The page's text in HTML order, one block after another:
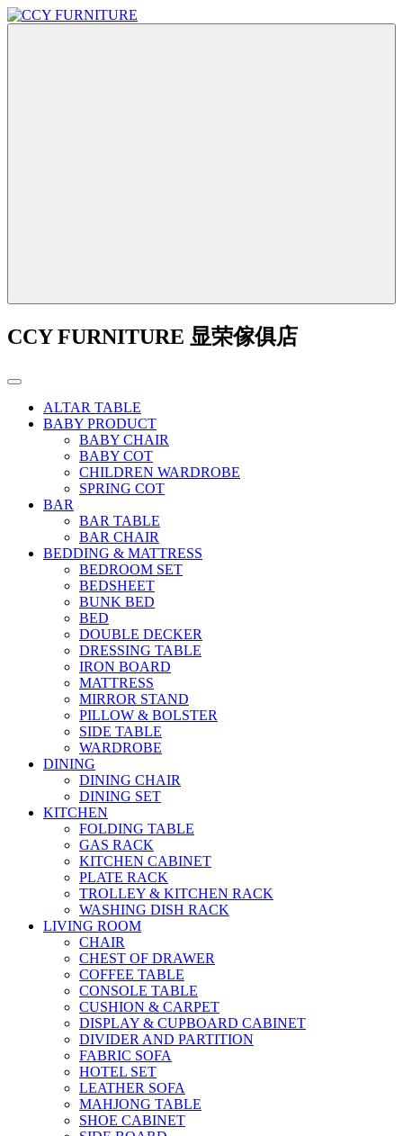
CCY FURNITURE 显荣傢俱店
ALTAR TABLE
BABY PRODUCT
BABY CHAIR
BABY COT
CHILDREN WARDROBE
SPRING COT
BAR
BAR TABLE
BAR CHAIR
BEDDING & MATTRESS
BEDROOM SET
BEDSHEET
BUNK BED
BED
DOUBLE DECKER
DRESSING TABLE
IRON BOARD
MATTRESS
MIRROR STAND
PILLOW & BOLSTER
SIDE TABLE
WARDROBE
DINING
DINING CHAIR
DINING SET
KITCHEN
FOLDING TABLE
GAS RACK
KITCHEN CABINET
PLATE RACK
TROLLEY & KITCHEN RACK
WASHING DISH RACK
LIVING ROOM
CHAIR
CHEST OF DRAWER
COFFEE TABLE
CONSOLE TABLE
CUSHION & CARPET
DISPLAY & CUPBOARD CABINET
DIVIDER AND PARTITION
FABRIC SOFA
HOTEL SET
LEATHER SOFA
MAHJONG TABLE
SHOE CABINET